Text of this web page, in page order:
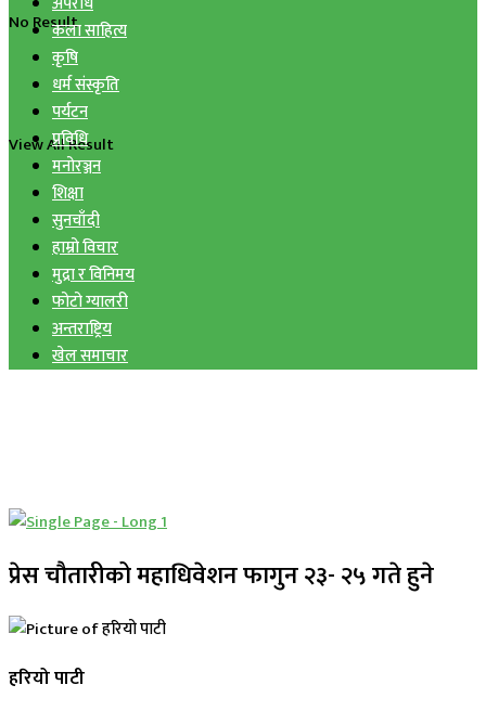
No Result
View All Result
कला साहित्य
कृषि
धर्म संस्कृति
पर्यटन
प्रविधि
मनोरञ्जन
शिक्षा
सुनचाँदी
हाम्रो विचार
मुद्रा र विनिमय
फोटो ग्यालरी
अन्तराष्ट्रिय
खेल समाचार
प्रेस चौतारीको महाधिवेशन फागुन २३- २५ गते हुने
हरियो पाटी